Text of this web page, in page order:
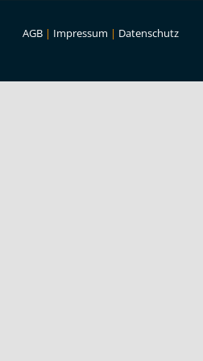
AGB | Impressum | Datenschutz